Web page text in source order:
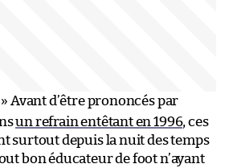
» Avant d’être prononcés par
un refrain entêtant en 1996, ces
surtout depuis la nuit des temps
bon éducateur de foot n’ayant